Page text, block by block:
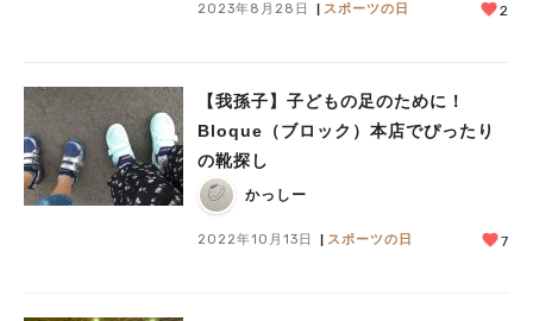
2023年8月28日 スポーツの日 2
【我孫子】子どもの足のために！
Bloque（ブロック）本店でぴったり
の靴探し
かっしー
2022年10月13日 スポーツの日 7